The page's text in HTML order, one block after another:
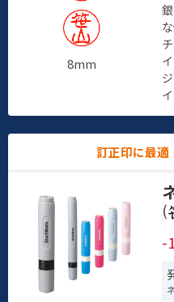
8mm
訂正印に最適
(
-